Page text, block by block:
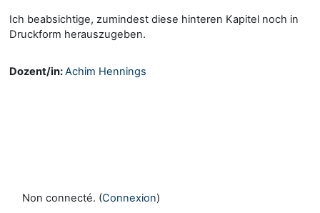
Ich beabsichtige, zumindest diese hinteren Kapitel noch in
Druckform herauszugeben.
Dozent/in:Achim Hennings
Non connecté. (Connexion)